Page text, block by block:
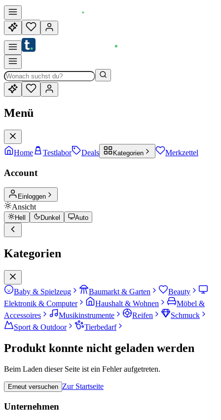
Menü
Home Testlabor Deals Kategorien Merkzettel
Account
Einloggen
Ansicht
Hell Dunkel Auto
Kategorien
Baby & Spielzeug Baumarkt & Garten
Beauty
Elektronik & Computer
Haushalt & Wohnen
Möbel &
Accessoires
Musikinstrumente Reifen
Schmuck
Sport & Outdoor
Tierbedarf
Produkt konnte nicht geladen werden
Beim Laden dieser Seite ist ein Fehler aufgetreten.
Erneut versuchen Zur Startseite
Unternehmen